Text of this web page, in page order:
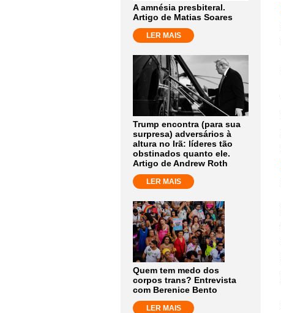
A amnésia presbiteral.
Artigo de Matias Soares
LER MAIS
Trump encontra (para sua
surpresa) adversários à
altura no Irã: líderes tão
obstinados quanto ele.
Artigo de Andrew Roth
LER MAIS
Quem tem medo dos
corpos trans? Entrevista
com Berenice Bento
LER MAIS